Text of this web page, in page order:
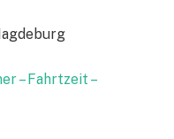
– Fahrtzeit –